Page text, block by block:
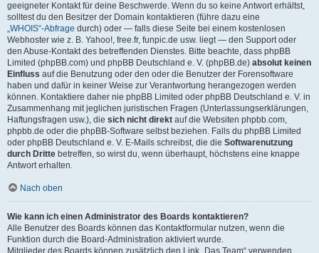
geeigneter Kontakt für deine Beschwerde. Wenn du so keine Antwort erhältst,
solltest du den Besitzer der Domain kontaktieren (führe dazu eine
„WHOIS“-Abfrage durch) oder — falls diese Seite bei einem kostenlosen
Webhoster wie z. B. Yahoo!, free.fr, funpic.de usw. liegt — den Support oder
den Abuse-Kontakt des betreffenden Dienstes. Bitte beachte, dass phpBB
Limited (phpBB.com) und phpBB Deutschland e. V. (phpBB.de) absolut keinen
Einfluss auf die Benutzung oder den oder die Benutzer der Forensoftware
haben und dafür in keiner Weise zur Verantwortung herangezogen werden
können. Kontaktiere daher nie phpBB Limited oder phpBB Deutschland e. V. in
Zusammenhang mit jeglichen juristischen Fragen (Unterlassungserklärungen,
Haftungsfragen usw.), die sich nicht direkt auf die Websiten phpbb.com,
phpbb.de oder die phpBB-Software selbst beziehen. Falls du phpBB Limited
oder phpBB Deutschland e. V. E-Mails schreibst, die die Softwarenutzung
durch Dritte betreffen, so wirst du, wenn überhaupt, höchstens eine knappe
Antwort erhalten.
Nach oben
Wie kann ich einen Administrator des Boards kontaktieren?
Alle Benutzer des Boards können das Kontaktformular nutzen, wenn die
Funktion durch die Board-Administration aktiviert wurde.
Mitglieder des Boards können zusätzlich den Link „Das Team“ verwenden.